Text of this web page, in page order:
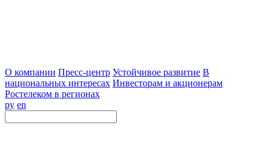
О компании Пресс-центр Устойчивое развитие В
национальных интересах Инвесторам и акционерам
Ростелеком в регионах
ру en